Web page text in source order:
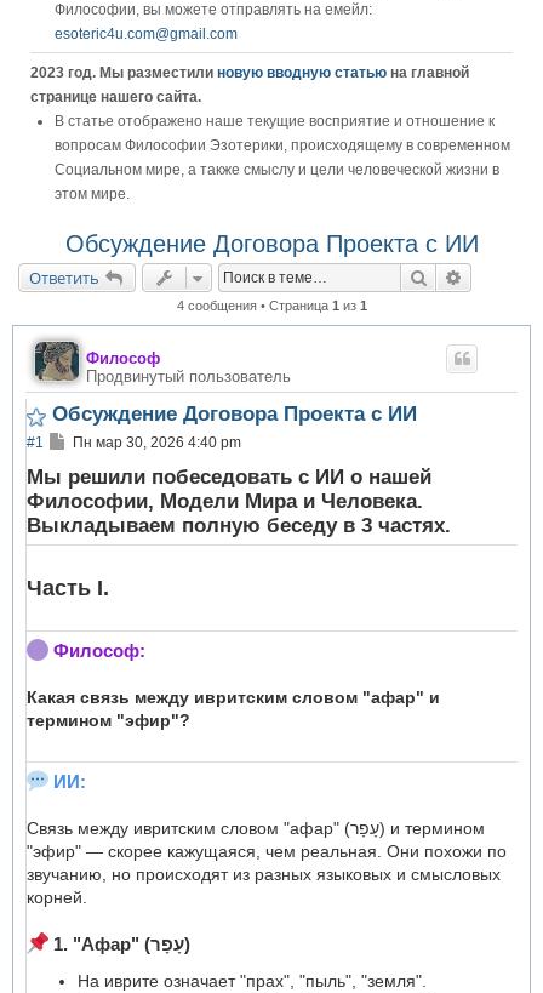
Философии, вы можете отправлять на емейл:
esoteric4u.com@gmail.com
2023 год. Мы разместили новую вводную статью на главной
странице нашего сайта.
В статье отображено наше текущие восприятие и отношение к
вопросам Философии Эзотерики, происходящему в современном
Социальном мире, а также смыслу и цели человеческой жизни в
этом мире.
Обсуждение Договора Проекта с ИИ
Ответить Поиск
4 сообщения • Страница 1 из 1
Философ
Продвинутый пользователь
Обсуждение Договора Проекта с ИИ
#1
С
о
б
щ
е
н
Пн мар 30, 2026 4:40 pm
Мы решили побеседовать с ИИ о нашей
Философии, Модели Мира и Человека.
Выкладываем полную беседу в 3 частях.
Часть I.
Философ:
Какая связь между ивритским словом "афар" и
термином "эфир"?
ИИ:
Связь между ивритским словом "афар" (עָפָר) и термином
"эфир" — скорее кажущаяся, чем реальная. Они похожи по
звучанию, но происходят из разных языковых и смысловых
корней.
1. "Афар" (עָפָר)
На иврите означает "прах", "пыль", "земля".